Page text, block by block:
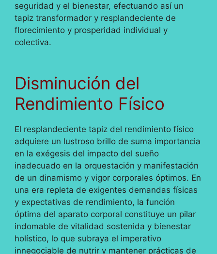
seguridad y el bienestar, efectuando así un
tapiz transformador y resplandeciente de
florecimiento y prosperidad individual y
colectiva.
Disminución del
Rendimiento Físico
El resplandeciente tapiz del rendimiento físico
adquiere un lustroso brillo de suma importancia
en la exégesis del impacto del sueño
inadecuado en la orquestación y manifestación
de un dinamismo y vigor corporales óptimos. En
una era repleta de exigentes demandas físicas
y expectativas de rendimiento, la función
óptima del aparato corporal constituye un pilar
indomable de vitalidad sostenida y bienestar
holístico, lo que subraya el imperativo
innegociable de nutrir y mantener prácticas de